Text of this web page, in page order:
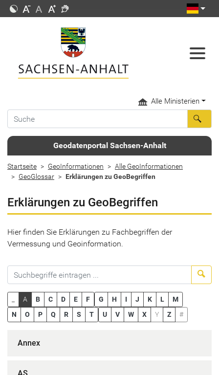
Alle Ministerien
Geodatenportal Sachsen-Anhalt
Startseite GeoInformationen
Alle GeoInformationen
GeoGlossar
Erklärungen zu GeoBegriffen
Erklärungen zu GeoBegriffen
Hier finden Sie Erklärungen zu Fachbegriffen der
Vermessung und Geoinformation.
A B C D E F G H I J K L
M
N
O P Q R S T U V W X Y Z #
Annex